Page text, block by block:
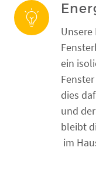
ein
dies
und
bleibt
im